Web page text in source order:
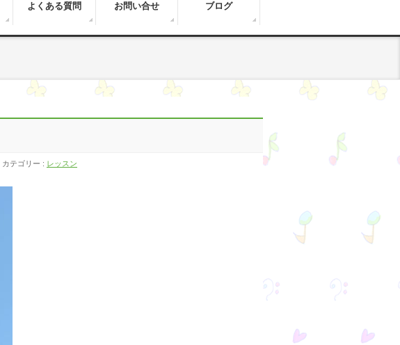
よくある質問 お問い合せ ブログ
カテゴリー : レッスン